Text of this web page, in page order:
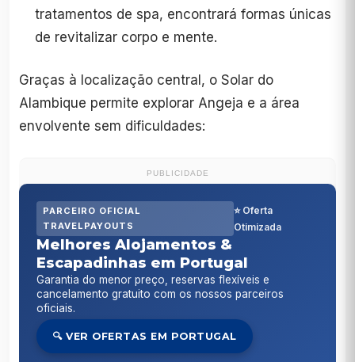
tratamentos de spa, encontrará formas únicas
de revitalizar corpo e mente.
Graças à localização central, o Solar do
Alambique permite explorar Angeja e a área
envolvente sem dificuldades:
PUBLICIDADE
PARCEIRO OFICIAL
TRAVELPAYOUTS
⭐ Oferta
Otimizada
Melhores Alojamentos &
Escapadinhas em Portugal
Garantia do menor preço, reservas flexíveis e
cancelamento gratuito com os nossos parceiros
oficiais.
🔍 VER OFERTAS EM PORTUGAL